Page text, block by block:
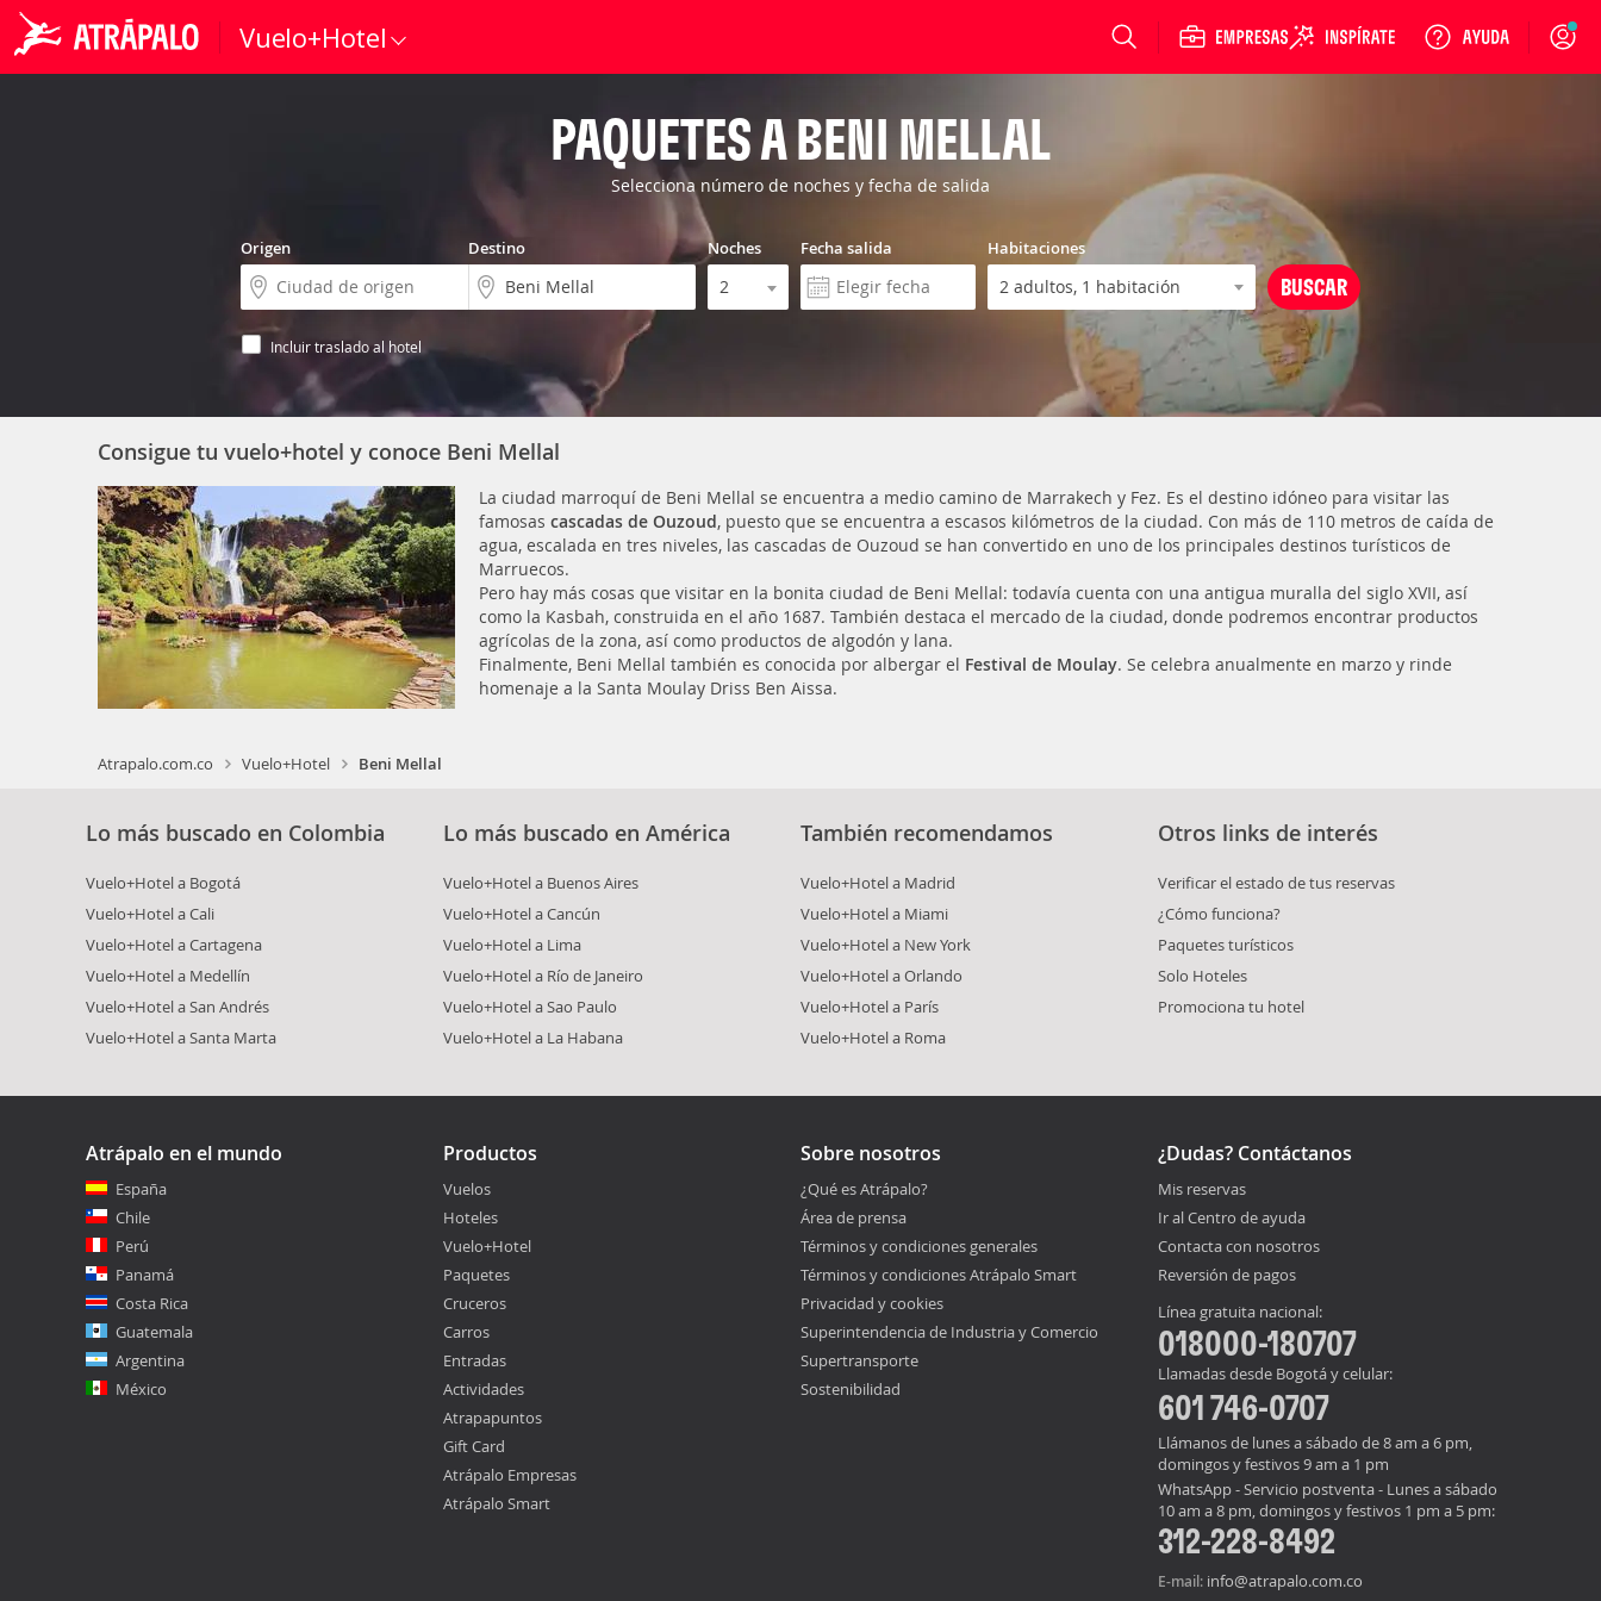
Vuelo+Hotel Login
PAQUETES A BENI MELLAL
Selecciona número de noches y fecha de salida
Origen Destino Noches Fecha salida Habitaciones
Incluir traslado al hotel
Consigue tu vuelo+hotel y conoce Beni Mellal
La ciudad marroquí de Beni Mellal se encuentra a medio camino de Marrakech y Fez. Es el destino idóneo para visitar las
famosas cascadas de Ouzoud, puesto que se encuentra a escasos kilómetros de la ciudad. Con más de 110 metros de caída de
agua, escalada en tres niveles, las cascadas de Ouzoud se han convertido en uno de los principales destinos turísticos de
Marruecos.
Pero hay más cosas que visitar en la bonita ciudad de Beni Mellal: todavía cuenta con una antigua muralla del siglo XVII, así
como la Kasbah, construida en el año 1687. También destaca el mercado de la ciudad, donde podremos encontrar productos
agrícolas de la zona, así como productos de algodón y lana.
Finalmente, Beni Mellal también es conocida por albergar el Festival de Moulay. Se celebra anualmente en marzo y rinde
homenaje a la Santa Moulay Driss Ben Aissa.
Atrapalo.com.co Vuelo+Hotel Beni Mellal
Lo más buscado en Colombia
Vuelo+Hotel a Bogotá
Vuelo+Hotel a Cali
Vuelo+Hotel a Cartagena
Vuelo+Hotel a Medellín
Vuelo+Hotel a San Andrés
Vuelo+Hotel a Santa Marta
Lo más buscado en América
Vuelo+Hotel a Buenos Aires
Vuelo+Hotel a Cancún
Vuelo+Hotel a Lima
Vuelo+Hotel a Río de Janeiro
Vuelo+Hotel a Sao Paulo
Vuelo+Hotel a La Habana
También recomendamos
Vuelo+Hotel a Madrid
Vuelo+Hotel a Miami
Vuelo+Hotel a New York
Vuelo+Hotel a Orlando
Vuelo+Hotel a París
Vuelo+Hotel a Roma
Otros links de interés
Verificar el estado de tus reservas
¿Cómo funciona?
Paquetes turísticos
Solo Hoteles
Promociona tu hotel
Atrápalo en el mundo
España
Chile
Perú
Panamá
Costa Rica
Guatemala
Argentina
México
Productos
Vuelos
Hoteles
Vuelo+Hotel
Paquetes
Cruceros
Carros
Entradas
Actividades
Atrapapuntos
Gift Card
Atrápalo Empresas
Atrápalo Smart
Sobre nosotros
¿Qué es Atrápalo?
Área de prensa
Términos y condiciones generales
Términos y condiciones Atrápalo Smart
Privacidad y cookies
Superintendencia de Industria y Comercio
Supertransporte
Sostenibilidad
¿Dudas? Contáctanos
Mis reservas
Ir al Centro de ayuda
Contacta con nosotros
Reversión de pagos
Línea gratuita nacional:
018000-180707
Llamadas desde Bogotá y celular:
601 746-0707
Llámanos de lunes a sábado de 8 am a 6 pm,
domingos y festivos 9 am a 1 pm
WhatsApp - Servicio postventa - Lunes a sábado
10 am a 8 pm, domingos y festivos 1 pm a 5 pm:
312-228-8492
E-mail: info@atrapalo.com.co